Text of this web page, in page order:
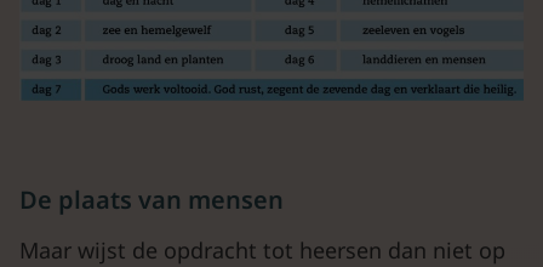
De plaats van mensen
Maar wijst de opdracht tot heersen dan niet op